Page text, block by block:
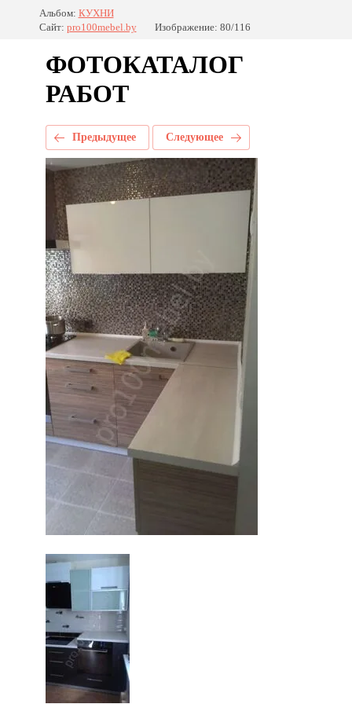
Альбом: КУХНИ
Сайт: pro100mebel.by Изображение: 80/116
ФОТОКАТАЛОГ
РАБОТ
Предыдущее Следующее